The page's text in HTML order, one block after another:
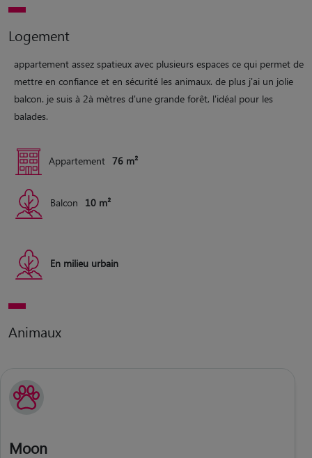
Logement
appartement assez spatieux avec plusieurs espaces ce qui permet de
mettre en confiance et en sécurité les animaux. de plus j'ai un jolie
balcon. je suis à 2à mètres d'une grande forêt, l'idéal pour les
balades.
Appartement 76 m²
Balcon 10 m²
En milieu urbain
Animaux
Moon